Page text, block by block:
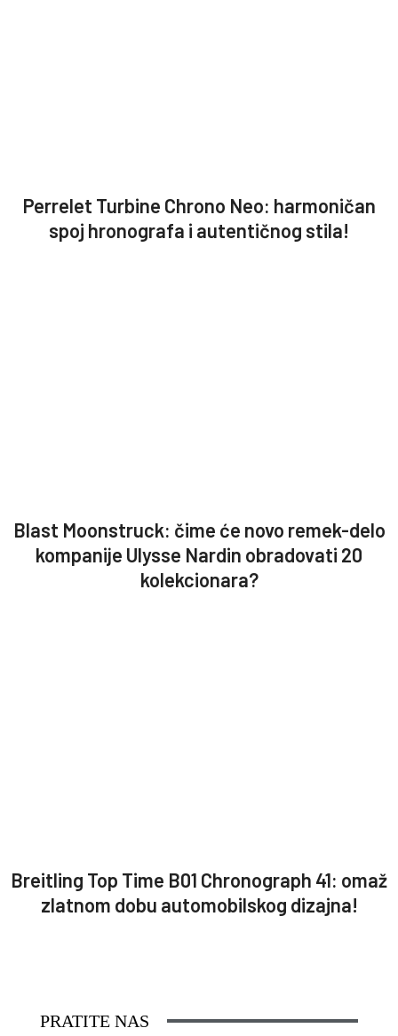
Perrelet Turbine Chrono Neo: harmoničan
spoj hronografa i autentičnog stila!
Blast Moonstruck: čime će novo remek-delo
kompanije Ulysse Nardin obradovati 20
kolekcionara?
Breitling Top Time B01 Chronograph 41: omaž
zlatnom dobu automobilskog dizajna!
PRATITE NAS